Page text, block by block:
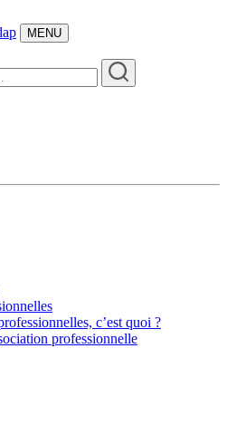
MENU
c’est quoi ?
professionnelle